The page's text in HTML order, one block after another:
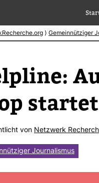
⟩ Gemeinnütziger
startet
von Netz­werk
Journalismus